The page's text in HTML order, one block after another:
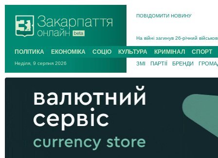
ПОВІДОМИТИ НОВИНУ
Підтвердили загибель
На війні загинув 26-річний
ПОЛІТИКА ЕКОНОМІКА СОЦІО КУЛЬТУРА КРИМІНАЛ СПОРТ
Неділя, 9 серпня 2026 ЗМІ ПАРТІЇ БРЕНДИ